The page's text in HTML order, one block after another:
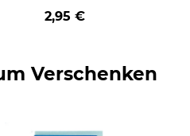
geschenkt
2,95 €
Verschenken